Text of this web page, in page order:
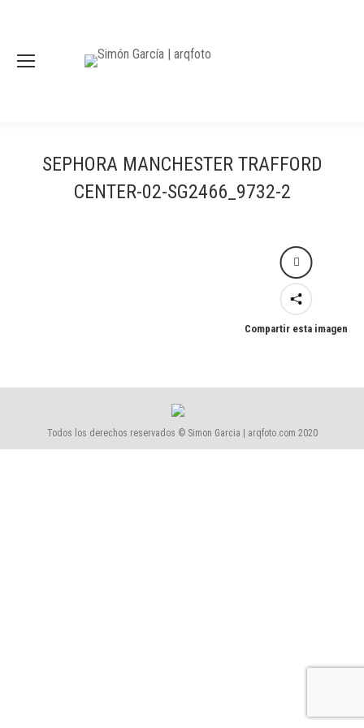
SEPHORA MANCHESTER TRAFFORD
CENTER-02-SG2466_9732-2
Compartir esta imagen
Todos los derechos reservados © Simon Garcia | arqfoto.com 2020